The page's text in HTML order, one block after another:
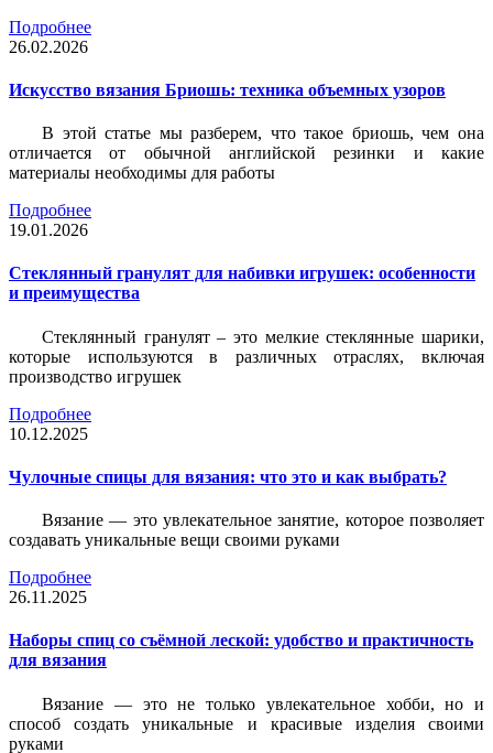
Подробнее
26.02.2026
Искусство вязания Бриошь: техника объемных узоров
В этой статье мы разберем, что такое бриошь, чем она
отличается от обычной английской резинки и какие
материалы необходимы для работы
Подробнее
19.01.2026
Стеклянный гранулят для набивки игрушек: особенности
и преимущества
Стеклянный гранулят – это мелкие стеклянные шарики,
которые используются в различных отраслях, включая
производство игрушек
Подробнее
10.12.2025
Чулочные спицы для вязания: что это и как выбрать?
Вязание — это увлекательное занятие, которое позволяет
создавать уникальные вещи своими руками
Подробнее
26.11.2025
Наборы спиц со съёмной леской: удобство и практичность
для вязания
Вязание — это не только увлекательное хобби, но и
способ создать уникальные и красивые изделия своими
руками